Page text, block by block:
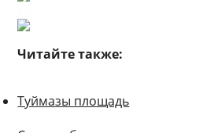
Читайте также:
Туймазы площадь